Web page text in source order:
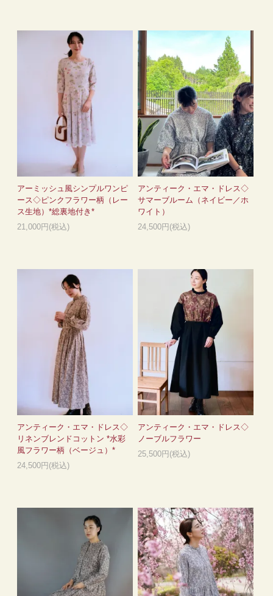
アーミッシュ風シンプルワンピ
ース◇ピンクフラワー柄（レー
ス生地）*総裏地付き*
21,000円(税込)
アンティーク・エマ・ドレス◇
サマーブルーム（ネイビー／ホ
ワイト）
24,500円(税込)
アンティーク・エマ・ドレス◇
リネンブレンドコットン *水彩
風フラワー柄（ベージュ）*
24,500円(税込)
アンティーク・エマ・ドレス◇
ノーブルフラワー
25,500円(税込)